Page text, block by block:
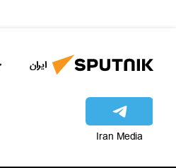
ایران
Iran Media